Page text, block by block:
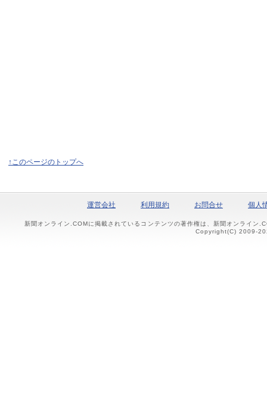
↑このページのトップへ
運営会社 利用規約 お問合せ 個人
新聞オンライン.COMに掲載されているコンテンツの著作権は、新聞オンライン
Copyright(C) 2009-